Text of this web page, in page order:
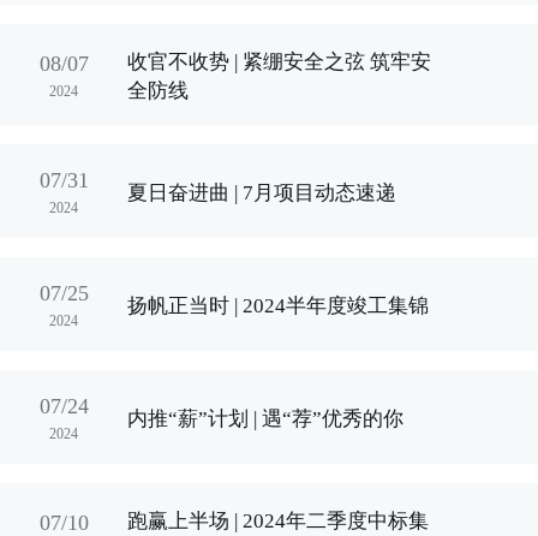
08/07
2024
收官不收势 | 紧绷安全之弦 筑牢安
全防线
07/31
2024
夏日奋进曲 | 7月项目动态速递
07/25
2024
扬帆正当时 | 2024半年度竣工集锦
07/24
2024
内推“薪”计划 | 遇“荐”优秀的你
07/10
跑赢上半场 | 2024年二季度中标集